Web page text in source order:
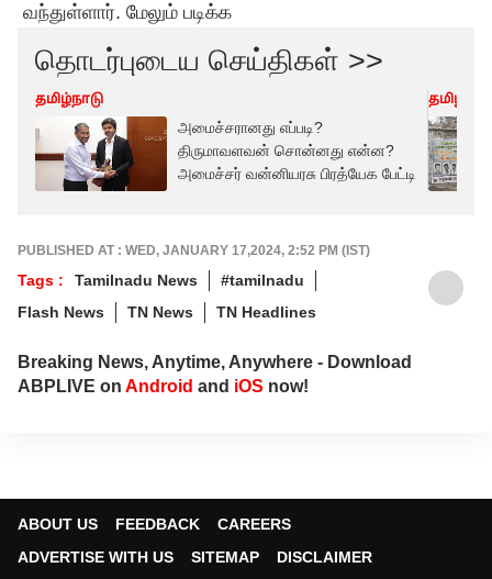
வந்துள்ளார். மேலும் படிக்க
தொடர்புடைய செய்திகள் >>
தமிழ்நாடு
அமைச்சரானது எப்படி?
திருமாவளவன் சொன்னது என்ன?
அமைச்சர் வன்னியரசு பிரத்யேக பேட்டி
PUBLISHED AT : WED, JANUARY 17,2024, 2:52 PM (IST)
Tags : Tamilnadu News
#tamilnadu
Flash News
TN News TN Headlines
Breaking News, Anytime, Anywhere - Download
ABPLIVE on Android and iOS now!
ABOUT US FEEDBACK
CAREERS
ADVERTISE WITH US
SITEMAP
DISCLAIMER